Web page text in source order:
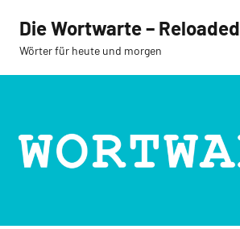
Inhalt
springen
Die Wortwarte – Reloaded
Wörter für heute und morgen